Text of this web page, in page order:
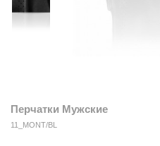
Перчатки Мужские
11_MONT/BL